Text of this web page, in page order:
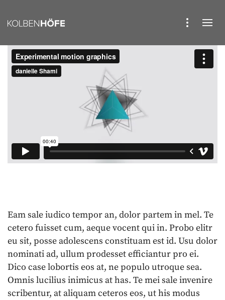
Eam sale iudico tempor an, dolor partem in mel. Te
cetero fuisset cum, aeque vocent qui in. Probo elitr
eu sit, posse adolescens constituam est id. Usu dolor
nominati ad, ullum prodesset efficiantur pro ei.
Dico case lobortis eos at, ne populo utroque sea.
Omnis lucilius inimicus at has. Te mei sale invenire
scribentur, at aliquam ceteros eos, ut his modus